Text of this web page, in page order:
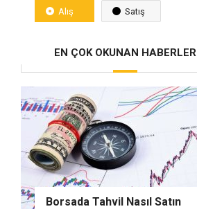
Alış Satış
EN ÇOK OKUNAN HABERLER
Borsada Tahvil Nasıl Satın